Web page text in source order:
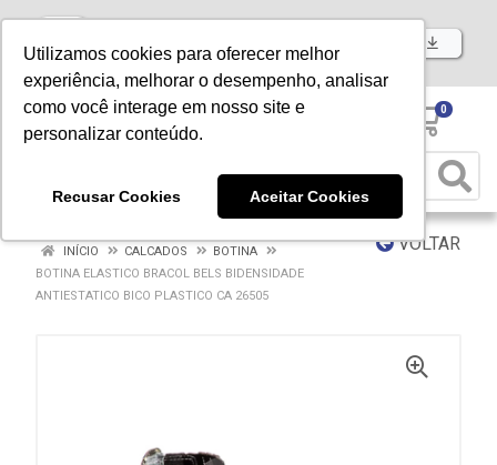
Utilizamos cookies para oferecer melhor
experiência, melhorar o desempenho, analisar
como você interage em nosso site e
personalizar conteúdo.
Recusar Cookies Aceitar Cookies
Baixe já nosso APP
0
VOLTAR
INÍCIO CALCADOS
BOTINA
BOTINA ELASTICO BRACOL BELS BIDENSIDADE
ANTIESTATICO BICO PLASTICO CA 26505